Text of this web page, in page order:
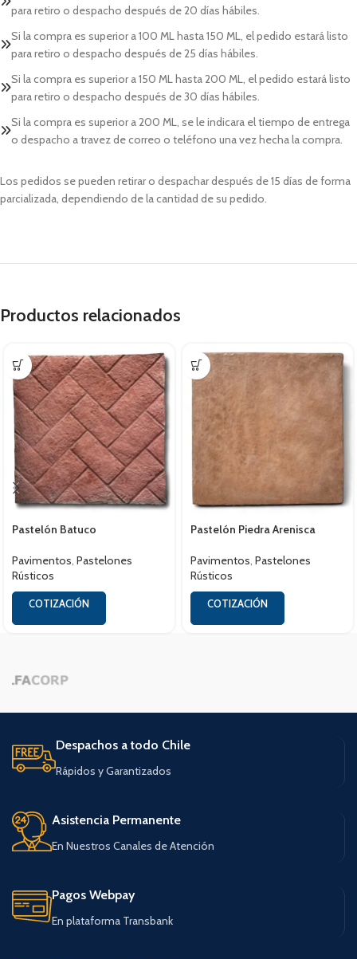
para retiro o despacho después de 20 días hábiles.
Si la compra es superior a 100 ML hasta 150 ML, el pedido estará listo
para retiro o despacho después de 25 días hábiles.
Si la compra es superior a 150 ML hasta 200 ML, el pedido estará listo
para retiro o despacho después de 30 días hábiles.
Si la compra es superior a 200 ML, se le indicara el tiempo de entrega
o despacho a travez de correo o teléfono una vez hecha la compra.
Los pedidos se pueden retirar o despachar después de 15 días de forma
parcializada, dependiendo de la cantidad de su pedido.
Productos relacionados
Pastelón Batuco
Pavimentos, Pastelones
Rústicos
COTIZACIÓN
Pastelón Piedra Arenisca
Pavimentos, Pastelones
Rústicos
COTIZACIÓN
Despachos a todo Chile
Rápidos y Garantizados
Asistencia Permanente
En Nuestros Canales de Atención
Pagos Webpay
En plataforma Transbank